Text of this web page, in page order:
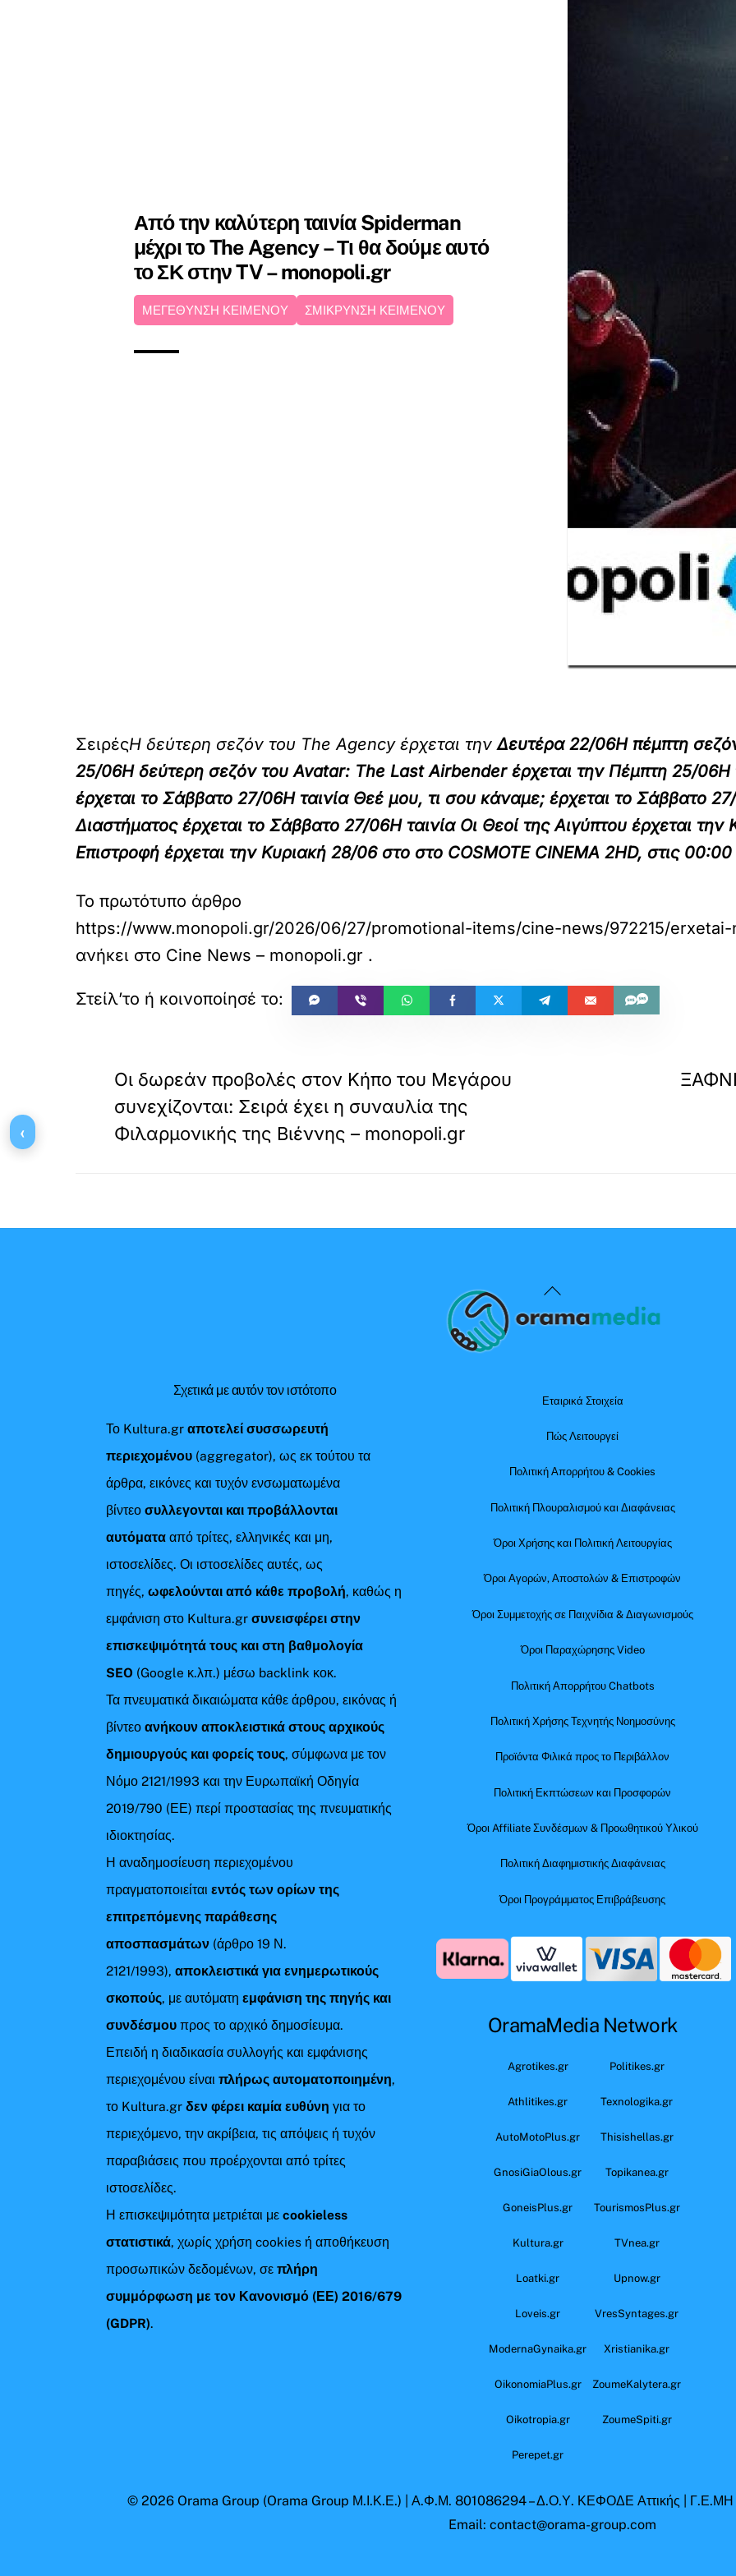
Από την καλύτερη ταινία Spiderman
μέχρι το The Agency – Τι θα δούμε αυτό
το ΣΚ στην TV – monopoli.gr
ΜΕΓΕΘΥΝΣΗ ΚΕΙΜΕΝΟΥ ΣΜΙΚΡΥΝΣΗ ΚΕΙΜΕΝΟΥ
ΣειρέςΗ δεύτερη σεζόν του The Agency έρχεται την Δευτέρα 22/06Η πέμπτη
25/06Η δεύτερη σεζόν του Avatar: The Last Airbender έρχεται τηνΠέμπτη 25/06Η
έρχεται το Σάββατο 27/06Η ταινία Θεέ μου, τι σου κάναμε; έρχεται το Σάββατο
Διαστήματος έρχεται το Σάββατο 27/06Η ταινία Οι Θεοί της Αιγύπτου έρχεται την
Επιστροφή έρχεται την Κυριακή 28/06στο στο COSMOTE CINEMA 2HD, στις 00:00
Το πρωτότυπο άρθρο
https://www.monopoli.gr/2026/06/27/promotional-items/cine-news/972215/
ανήκει στο Cine News – monopoli.gr .
Οι δωρεάν προβολές στον Κήπο του Μεγάρου
συνεχίζονται: Σειρά έχει η συναυλία της
Φιλαρμονικής της Βιέννης – monopoli.gr
Back
To
Σχετικά με αυτόν τον ιστότοπο
Το Kultura.grαποτελεί συσσωρευτή
περιεχομένου (aggregator), ως εκ τούτου τα
άρθρα, εικόνες και τυχόν ενσωματωμένα
βίντεοσυλλεγονται και προβάλλονται
αυτόματααπό τρίτες, ελληνικές και μη,
ιστοσελίδες. Οι ιστοσελίδες αυτές, ως
πηγές,ωφελούνται από κάθε προβολή, καθώς η
εμφάνιση στο Kultura.gr συνεισφέρει στην
επισκεψιμότητά τους και στη βαθμολογία
SEO (Google κ.λπ.) μέσω backlink κοκ.
Τα πνευματικά δικαιώματα κάθε άρθρου, εικόνας ή
βίντεοανήκουν αποκλειστικά στους αρχικούς
δημιουργούς και φορείς τους, σύμφωνα με τον
Νόμο 2121/1993 και την Ευρωπαϊκή Οδηγία
2019/790 (ΕΕ) περί προστασίας της πνευματικής
ιδιοκτησίας.
Η αναδημοσίευση περιεχομένου
πραγματοποιείταιεντός των ορίων της
επιτρεπόμενης παράθεσης
αποσπασμάτων (άρθρο 19 Ν.
2121/1993), αποκλειστικά για ενημερωτικούς
σκοπούς, με αυτόματηεμφάνιση της πηγής και
συνδέσμου προς το αρχικό δημοσίευμα.
Επειδή η διαδικασία συλλογής και εμφάνισης
περιεχομένου είναιπλήρως αυτοματοποιημένη,
το Kultura.grδεν φέρει καμία ευθύνη για το
περιεχόμενο, την ακρίβεια, τις απόψεις ή τυχόν
παραβιάσεις που προέρχονται από τρίτες
ιστοσελίδες.
Η επισκεψιμότητα μετριέται μεcookieless
στατιστικά, χωρίς χρήση cookies ή αποθήκευση
προσωπικών δεδομένων, σεπλήρη
συμμόρφωση με τον Κανονισμό (ΕΕ) 2016/679
(GDPR).
Εταιρικά Στοιχεία
Πώς Λειτουργεί
Πολιτική Απορρήτου & Cookies
Πολιτική Πλουραλισμού και Διαφάνειας
Όροι Χρήσης και Πολιτική Λειτουργίας
Όροι Αγορών, Αποστολών & Επιστροφών
Όροι Συμμετοχής σε Παιχνίδια & Διαγωνισμούς
Όροι Παραχώρησης Video
Πολιτική Απορρήτου Chatbots
Πολιτική Χρήσης Τεχνητής Νοημοσύνης
Προϊόντα Φιλικά προς το Περιβάλλον
Πολιτική Εκπτώσεων και Προσφορών
Όροι Affiliate Συνδέσμων & Προωθητικού Υλικού
Πολιτική Διαφημιστικής Διαφάνειας
Όροι Προγράμματος Επιβράβευσης
OramaMedia Network
Agrotikes.gr Politikes.gr
Athlitikes.gr Texnologika.gr
AutoMotoPlus.gr Thisishellas.gr
GnosiGiaOlous.gr Topikanea.gr
GoneisPlus.gr TourismosPlus.gr
Kultura.gr TVnea.gr
Loatki.gr Upnow.gr
Loveis.gr VresSyntages.gr
ModernaGynaika.gr Xristianika.gr
OikonomiaPlus.gr ZoumeKalytera.gr
Oikotropia.gr ZoumeSpiti.gr
Perepet.gr
© 2026 Orama Group (Orama Group Μ.Ι.Κ.Ε.) | Α.Φ.Μ. 801086294 – Δ.Ο.Υ. ΚΕΦΟΔΕ Αττικής |
Email: contact@orama-group.com
‹